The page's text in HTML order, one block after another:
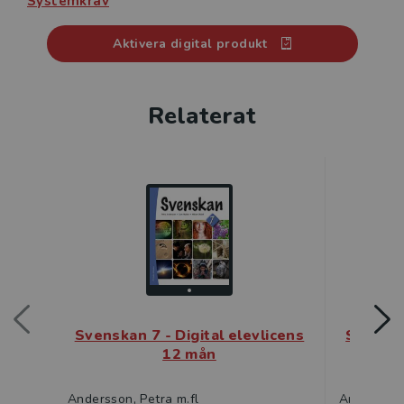
röster
• självrättande övningar i ordkunskap, stavning och
grammatik för utmaning och mängdträning.
Aktivera digital produkt
Relaterat
Svenskan 7 - Digital elevlicens
12 mån
Andersson, Petra m.fl